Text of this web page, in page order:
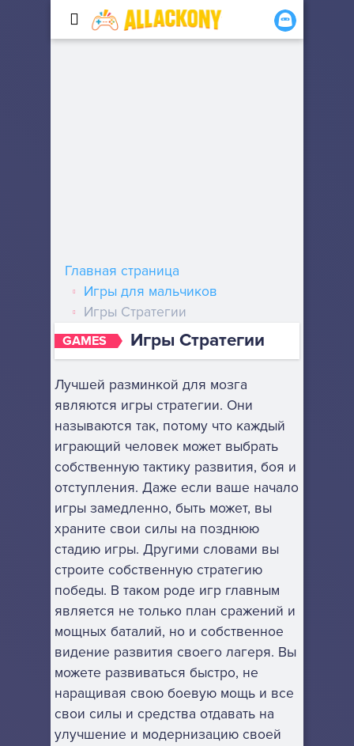
GAMES Игры Стратегии
Главная страница
Игры для мальчиков
Игры Стратегии
Лучшей разминкой для мозга
являются игры стратегии. Они
называются так, потому что каждый
играющий человек может выбрать
собственную тактику развития, боя и
отступления. Даже если ваше начало
игры замедленно, быть может, вы
храните свои силы на позднюю
стадию игры. Другими словами вы
строите собственную стратегию
победы. В таком роде игр главным
является не только план сражений и
мощных баталий, но и собственное
видение развития своего лагеря. Вы
можете развиваться быстро, не
наращивая свою боевую мощь и все
свои силы и средства отдавать на
улучшение и модернизацию своей